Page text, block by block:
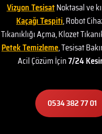
Vizyon TesisatNoktasal ve
Kaçağı Tespiti, Robot
Tıkanıklığı Açma, Klozet
Petek Temizleme, Tesisat
Acil Çözüm İçin7/24
0534 382 77 01